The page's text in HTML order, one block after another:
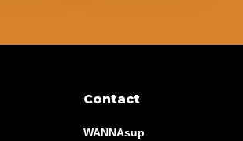
Contact
WANNAsup